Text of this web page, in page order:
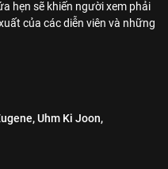
hẹn sẽ khiến người xem phải
của các diễn viên và những
Uhm Ki Joon,